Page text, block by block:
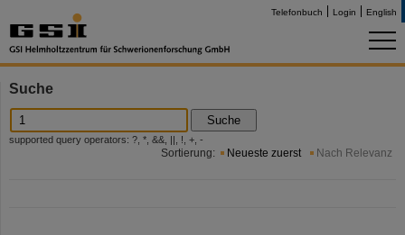
Telefonbuch Login English
Suche
Suche
supported query operators: ?, *, &&, ||, !, +, -
Sortierung: Neueste zuerst Nach Relevanz